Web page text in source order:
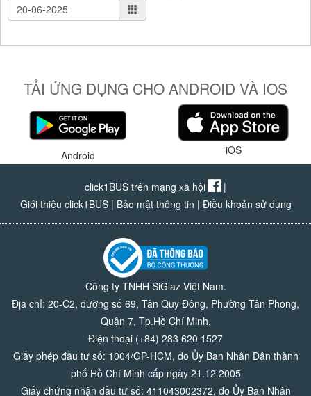
TẢI ỨNG DỤNG CHO ANDROID VÀ IOS
Android iOS
click1BUS trên mạng xã hội
|
Giới thiệu click1BUS| Bảo mật thông tin | Điều khoản sử dụng
Công ty TNHH SiGlaz Việt Nam.
Địa chỉ: 20-C2, đường số 69, Tân Quy Đông, Phường Tân Phong,
Quận 7, Tp.Hồ Chí Minh.
Điện thoại (+84) 283 620 1527
Giấy phép đầu tư số: 1004/GP-HCM, do Ủy Ban Nhân Dân thành
phố Hồ Chí Minh cấp ngày 21.12.2005
Giấy chứng nhận đầu tư số: 411043002372, do Ủy Ban Nhân